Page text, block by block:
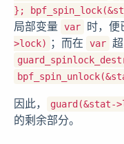
};
局部变量
var 时，便
>lock)
；而在 var
因此，
guard(&stat-
的剩余部分。